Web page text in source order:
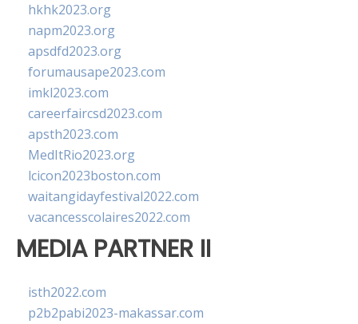
hkhk2023.org
napm2023.org
apsdfd2023.org
forumausape2023.com
imkl2023.com
careerfaircsd2023.com
apsth2023.com
MedItRio2023.org
lcicon2023boston.com
waitangidayfestival2022.com
vacancesscolaires2022.com
MEDIA PARTNER II
isth2022.com
p2b2pabi2023-makassar.com